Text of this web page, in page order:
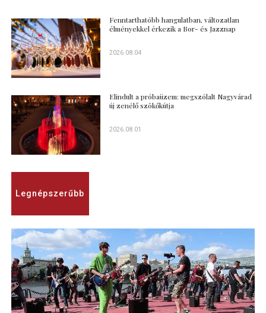
Fenntarthatóbb hangulatban, változatlan
élményekkel érkezik a Bor- és Jazznap
2026.08.04
Elindult a próbaüzem: megszólalt Nagyvárad
új zenélő szökőkútja
2026.08.01
Legnépszerűbb